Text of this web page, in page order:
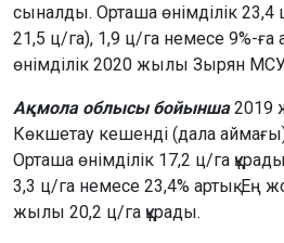
сыналды. Орташа өнімділік 23,4
21,5 ц/га), 1,9 ц/га немесе 9%-ға
өнімділік 2020 жылы Зырян
Ақмола облысы бойынша2019
Көкшетау кешенді (дала
Орташа өнімділік 17,2 ц/га
3,3 ц/га немесе 23,4% артық. Ең
жылы 20,2 ц/га құрады.